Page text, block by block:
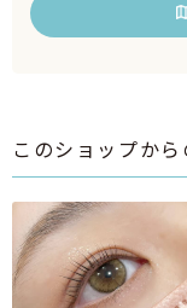
このショップか